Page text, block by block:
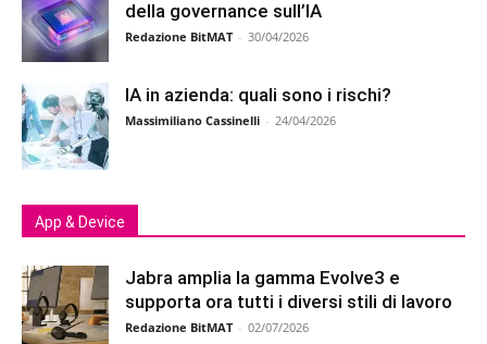
della governance sull’IA
Redazione BitMAT - 30/04/2026
IA in azienda: quali sono i rischi?
Massimiliano Cassinelli - 24/04/2026
App & Device
Jabra amplia la gamma Evolve3 e
supporta ora tutti i diversi stili di lavoro
Redazione BitMAT - 02/07/2026